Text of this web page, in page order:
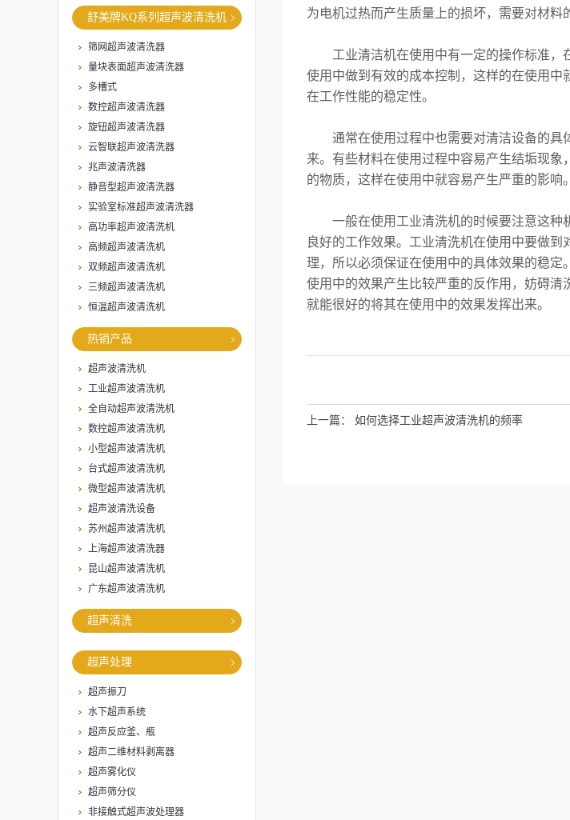
舒美牌KQ系列超声波清洗机
筛网超声波清洗器
量块表面超声波清洗器
多槽式
数控超声波清洗器
旋钮超声波清洗器
云智联超声波清洗器
兆声波清洗器
静音型超声波清洗器
实验室标准超声波清洗器
高功率超声波清洗机
高频超声波清洗机
双频超声波清洗机
三频超声波清洗机
恒温超声波清洗机
热销产品
超声波清洗机
工业超声波清洗机
全自动超声波清洗机
数控超声波清洗机
小型超声波清洗机
台式超声波清洗机
微型超声波清洗机
超声波清洗设备
苏州超声波清洗机
上海超声波清洗器
昆山超声波清洗机
广东超声波清洗机
超声清洗
超声处理
超声振刀
水下超声系统
超声反应釜、瓶
超声二维材料剥离器
超声雾化仪
超声筛分仪
非接触式超声波处理器
为电机过热而产生质量上的损坏，需要对材料
工业清洁机在使用中有一定的操作标准，
使用中做到有效的成本控制，这样的在使用
在工作性能的稳定性。
通常在使用过程中也需要对清洁设备的具
来。有些材料在使用过程中容易产生结垢现
的物质，这样在使用中就容易产生严重的影响。
一般在使用工业清洗机的时候要注意这种
良好的工作效果。工业清洗机在使用中要做
理，所以必须保证在使用中的具体效果的稳
使用中的效果产生比较严重的反作用，妨碍
就能很好的将其在使用中的效果发挥出来。
上一篇： 如何选择工业超声波清洗机的频率